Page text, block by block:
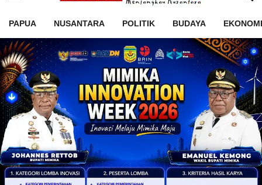
PAPUA NUSANTARA POLITIK BUDAYA EKONOMI